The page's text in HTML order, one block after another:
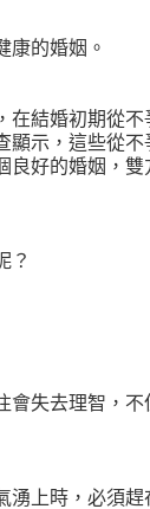
康的婚姻。
在結婚初期從
顯示，這些從
良好的婚姻，
？
會失去理智，
湧上時，必須